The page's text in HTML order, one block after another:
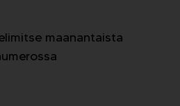
maanantaista